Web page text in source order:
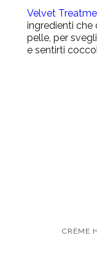
Velvet
ingredienti che
pelle, per
e sentirti
CRÈME